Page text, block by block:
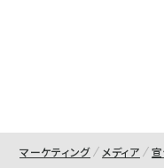
マーケティング メディア